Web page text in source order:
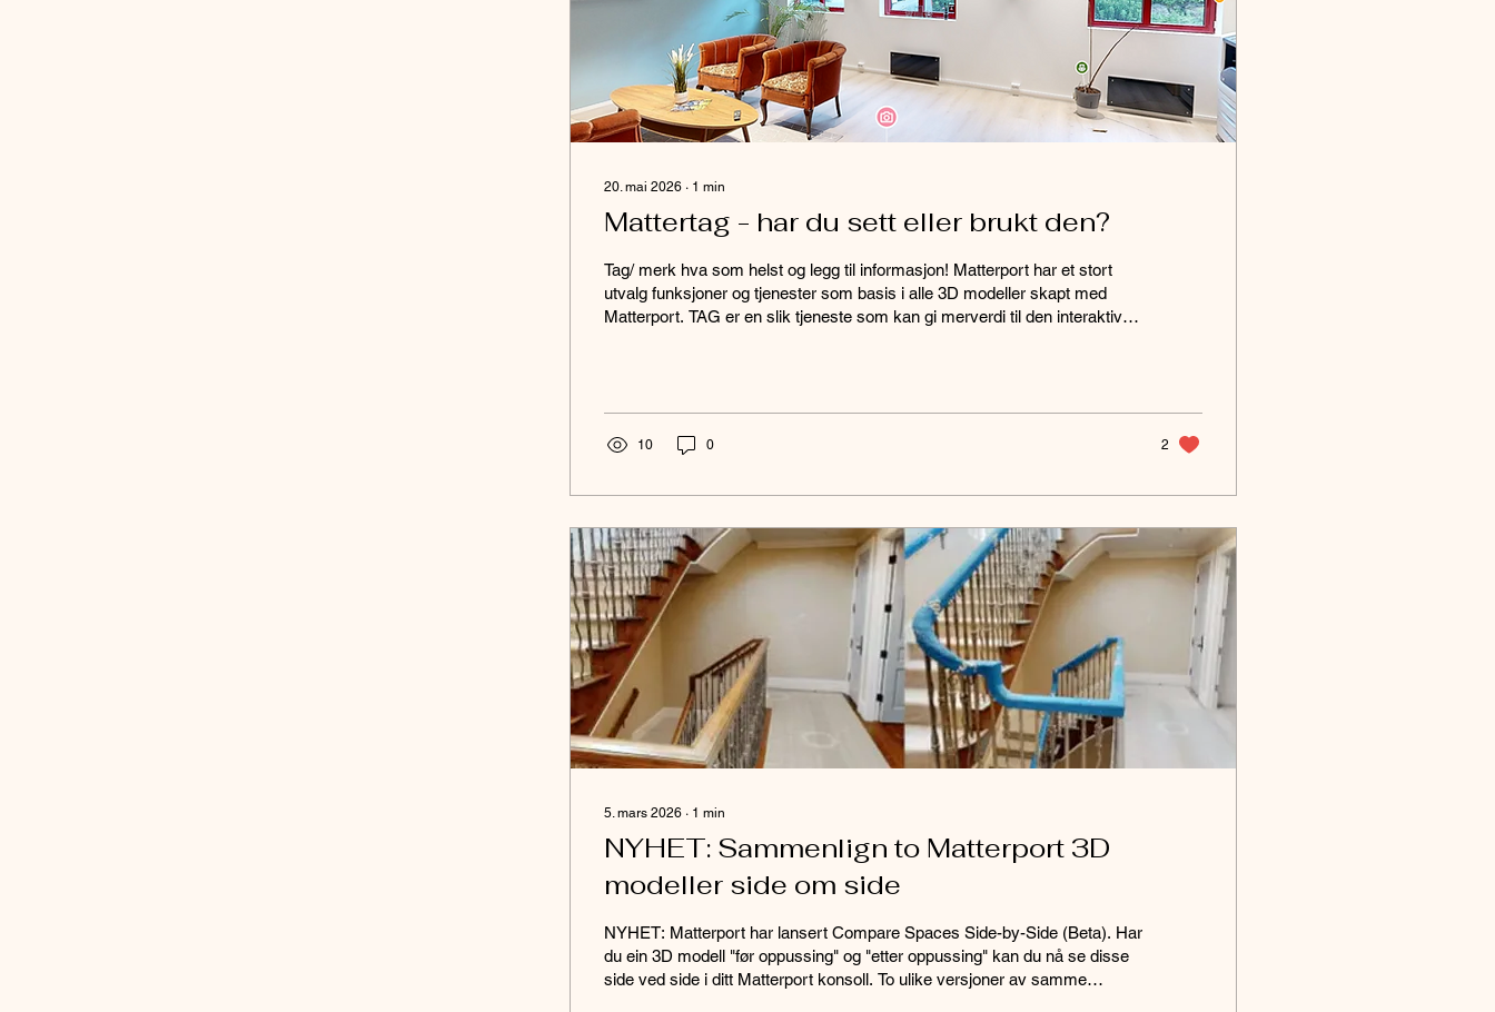
20. mai 2026 ∙ 1 min
Mattertag - har du sett eller brukt den?
Tag/ merk hva som helst og legg til informasjon! Matterport har et stort
utvalg funksjoner og tjenester som basis i alle 3D modeller skapt med
Matterport. TAG er en slik tjeneste som kan gi merverdi til den interaktive
i fra ren tekst til PDF-dokumenter, video, bilder...
10 0 2
5. mars 2026 ∙ 1 min
NYHET: Sammenlign to Matterport 3D
modeller side om side
NYHET: Matterport har lansert Compare Spaces Side-by-Side (Beta). Har
du ein 3D modell "før oppussing" og "etter oppussing" kan du nå se disse
side ved side i ditt Matterport konsoll. To ulike versjoner av samme